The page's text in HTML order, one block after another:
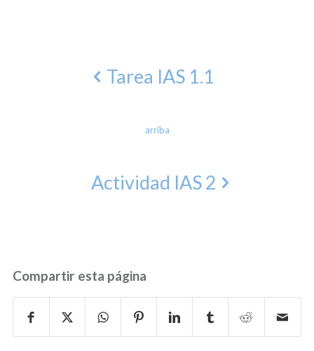
Tarea IAS 1.1
arriba
Actividad IAS 2
Compartir esta página